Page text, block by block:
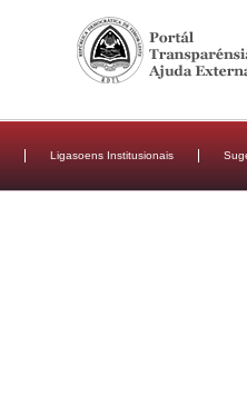
Ligasoens Institusionais